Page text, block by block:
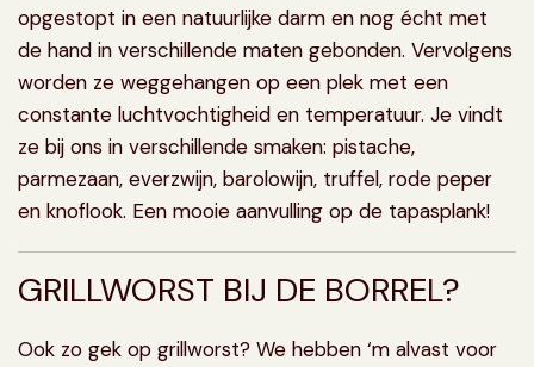
opgestopt in een natuurlijke darm en nog écht met
de hand in verschillende maten gebonden. Vervolgens
worden ze weggehangen op een plek met een
constante luchtvochtigheid en temperatuur. Je vindt
ze bij ons in verschillende smaken: pistache,
parmezaan, everzwijn, barolowijn, truffel, rode peper
en knoflook. Een mooie aanvulling op de tapasplank!
GRILLWORST BIJ DE BORREL?
Ook zo gek op grillworst? We hebben ‘m alvast voor